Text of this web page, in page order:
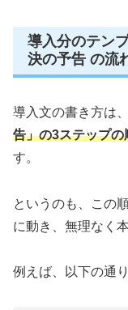
導入分のテン
決の予告 の流
導入文の書き方は、
告」の3ステップ
す。
というのも、この
に動き、無理なく
例えば、以下の通り